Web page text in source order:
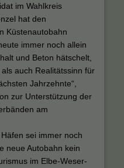
im Wahlkreis
hat den
Küstenautobahn
immer noch allein
und Beton hätschelt,
auch Realitätssinn für
Jahrzehnte“,
zur Unterstützung der
am
sei immer noch
neue Autobahn kein
im Elbe-Weser-